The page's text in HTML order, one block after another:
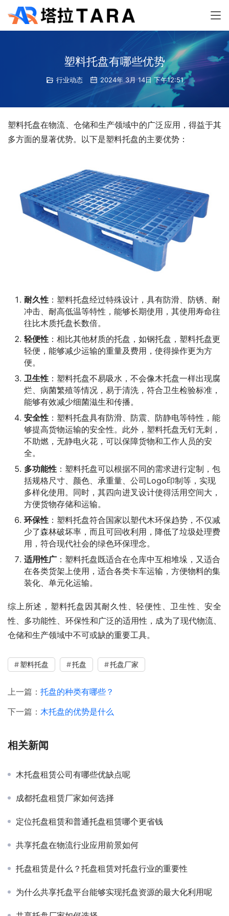
塑料托盘有哪些优势
行业动态 2024年 3月 14日 下午12:51
塑料托盘在物流、仓储和生产领域中的广泛应用，得益于其
多方面的显著优势。以下是塑料托盘的主要优势：
耐久性 ：塑料托盘经过特殊设计，具有防滑、防锈、耐
冲击、耐高低温等特性，能够长期使用，其使用寿命往
往比木质托盘长数倍。
轻便性 ：相比其他材质的托盘，如钢托盘，塑料托盘更
轻便，能够减少运输的重量及费用，使得操作更为方
便。
卫生性 ：塑料托盘不易吸水，不会像木托盘一样出现腐
烂、病菌繁殖等情况，易于清洗，符合卫生检验标准，
能够有效减少细菌滋生和传播。
安全性 ：塑料托盘具有防滑、防震、防静电等特性，能
够提高货物运输的安全性。此外，塑料托盘无钉无刺，
不助燃，无静电火花，可以保障货物和工作人员的安
全。
多功能性 ：塑料托盘可以根据不同的需求进行定制，包
括规格尺寸、颜色、承重量、公司Logo印制等，实现
多样化使用。同时，其四向进叉设计使得活用空间大，
方便货物存储和运输。
环保性 ：塑料托盘符合国家以塑代木环保趋势，不仅减
少了森林破坏率，而且可回收利用，降低了垃圾处理费
用，符合现代社会的绿色环保理念。
适用性广 ：塑料托盘既适合在仓库中互相堆垛，又适合
在各类货架上使用，适合各类卡车运输，方便物料的集
装化、单元化运输。
综上所述，塑料托盘因其耐久性、轻便性、卫生性、安全
性、多功能性、环保性和广泛的适用性，成为了现代物流、
仓储和生产领域中不可或缺的重要工具。
塑料托盘 托盘 托盘厂家
上一篇： 托盘的种类有哪些？
下一篇： 木托盘的优势是什么
相关新闻
木托盘租赁公司有哪些优缺点呢
成都托盘租赁厂家如何选择
定位托盘租赁和普通托盘租赁哪个更省钱
共享托盘在物流行业应用前景如何
托盘租赁是什么？托盘租赁对托盘行业的重要性
为什么共享托盘平台能够实现托盘资源的最大化利用呢